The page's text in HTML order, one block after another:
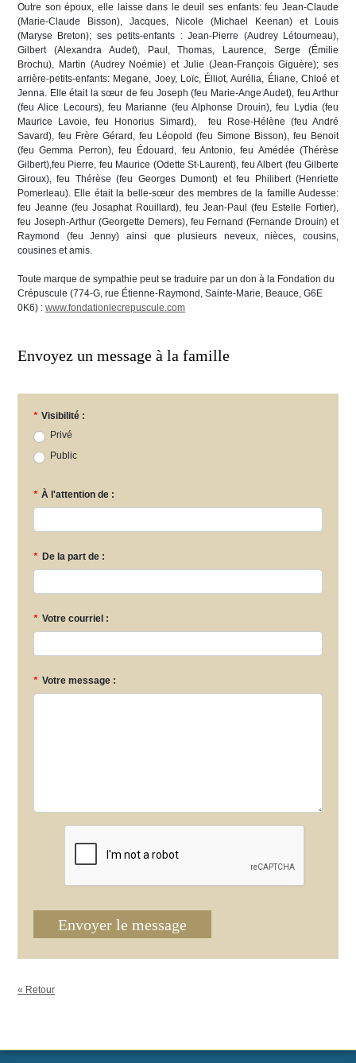
Outre son époux, elle laisse dans le deuil ses enfants: feu Jean-Claude
(Marie-Claude Bisson), Jacques, Nicole (Michael Keenan) et Louis
(Maryse Breton); ses petits-enfants : Jean-Pierre (Audrey Létourneau),
Gilbert (Alexandra Audet), Paul, Thomas, Laurence, Serge (Émilie
Brochu), Martin (Audrey Noémie) et Julie (Jean-François Giguère); ses
arrière-petits-enfants: Megane, Joey, Loïc, Élliot, Aurélia, Éliane, Chloé et
Jenna. Elle était la sœur de feu Joseph (feu Marie-Ange Audet), feu Arthur
(feu Alice Lecours), feu Marianne (feu Alphonse Drouin), feu Lydia (feu
Maurice Lavoie, feu Honorius Simard), feu Rose-Hélène (feu André
Savard), feu Frère Gérard, feu Léopold (feu Simone Bisson), feu Benoit
(feu Gemma Perron), feu Édouard, feu Antonio, feu Amédée (Thérèse
Gilbert),feu Pierre, feu Maurice (Odette St-Laurent), feu Albert (feu Gilberte
Giroux), feu Thérèse (feu Georges Dumont) et feu Philibert (Henriette
Pomerleau). Elle était la belle-sœur des membres de la famille Audesse:
feu Jeanne (feu Josaphat Rouillard), feu Jean-Paul (feu Estelle Fortier),
feu Joseph-Arthur (Georgette Demers), feu Fernand (Fernande Drouin) et
Raymond (feu Jenny) ainsi que plusieurs neveux, nièces, cousins,
cousines et amis.
Toute marque de sympathie peut se traduire par un don à la Fondation du
Crépuscule (774-G, rue Étienne-Raymond, Sainte-Marie, Beauce, G6E
0K6) : www.fondationlecrepuscule.com
Envoyez un message à la famille
* Visibilité :
Privé
Public
* À l'attention de :
* De la part de :
* Votre courriel :
* Votre message :
Envoyer le message
« Retour